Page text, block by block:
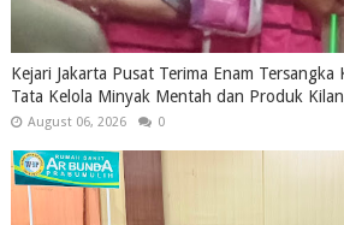
Kejari Jakarta Pusat Terima Enam Tersangka
Tata Kelola Minyak Mentah dan Produk
August 06, 2026 0